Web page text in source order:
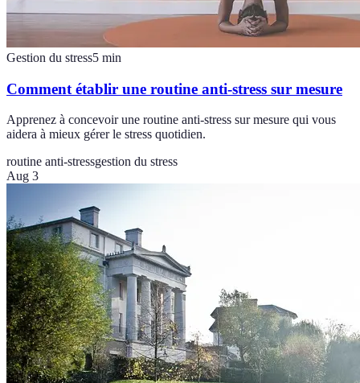
Gestion du stress5 min
Comment établir une routine anti-stress sur mesure
Apprenez à concevoir une routine anti-stress sur mesure qui vous
aidera à mieux gérer le stress quotidien.
routine anti-stressgestion du stress
Aug 3